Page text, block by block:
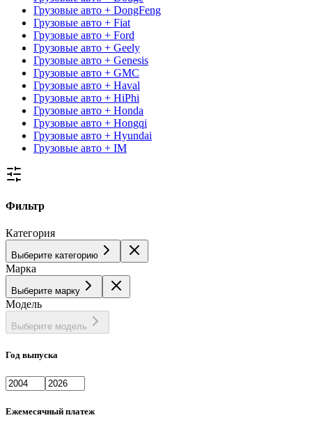
Грузовые авто + DongFeng
Грузовые авто + Fiat
Грузовые авто + Ford
Грузовые авто + Geely
Грузовые авто + Genesis
Грузовые авто + GMC
Грузовые авто + Haval
Грузовые авто + HiPhi
Грузовые авто + Honda
Грузовые авто + Hongqi
Грузовые авто + Hyundai
Грузовые авто + IM
Фильтр
Категория
Выберите категорию
Марка
Выберите марку
Модель
Выберите модель
Год выпуска
Ежемесячный платеж